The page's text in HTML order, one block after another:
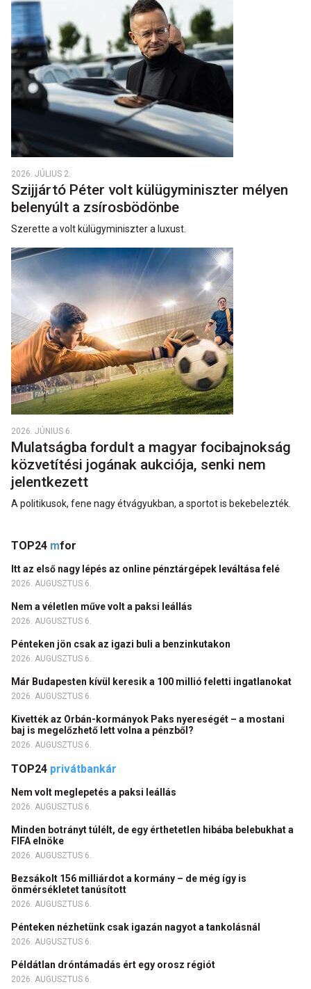
2026. JÚLIUS 2.
Szijjártó Péter volt külügyminiszter mélyen
belenyúlt a zsírosbödönbe
Szerette a volt külügyminiszter a luxust.
2026. JÚNIUS 6.
Mulatságba fordult a magyar focibajnokság
közvetítési jogának aukciója, senki nem
jelentkezett
A politikusok, fene nagy étvágyukban, a sportot is bekebelezték.
TOP24 mfor
Itt az első nagy lépés az online pénztárgépek leváltása felé
2026. AUGUSZTUS 6.
Nem a véletlen műve volt a paksi leállás
2026. AUGUSZTUS 6.
Pénteken jön csak az igazi buli a benzinkutakon
2026. AUGUSZTUS 6.
Már Budapesten kívül keresik a 100 millió feletti ingatlanokat
2026. AUGUSZTUS 6.
Kivették az Orbán-kormányok Paks nyereségét – a mostani
baj is megelőzhető lett volna a pénzből?
2026. AUGUSZTUS 6.
TOP24 privátbankár
Nem volt meglepetés a paksi leállás
2026. AUGUSZTUS 6.
Minden botrányt túlélt, de egy érthetetlen hibába belebukhat a
FIFA elnöke
2026. AUGUSZTUS 6.
Bezsákolt 156 milliárdot a kormány – de még így is
önmérsékletet tanúsított
2026. AUGUSZTUS 6.
Pénteken nézhetünk csak igazán nagyot a tankolásnál
2026. AUGUSZTUS 6.
Példátlan dróntámadás ért egy orosz régiót
2026. AUGUSZTUS 6.